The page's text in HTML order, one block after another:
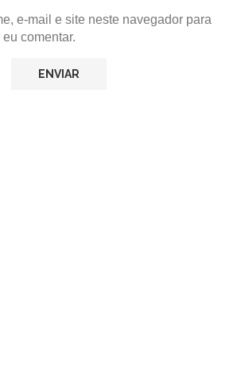
e-mail e site neste navegador para
comentar.